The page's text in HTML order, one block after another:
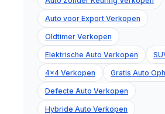
Auto voor Export Verkopen
Oldtimer Verkopen
Elektrische Auto Verkopen
4x4 Verkopen Gratis Auto
Defecte Auto Verkopen
Hybride Auto Verkopen